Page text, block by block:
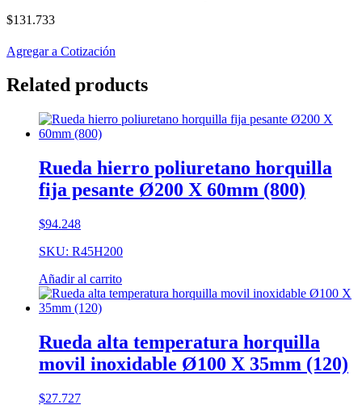
$131.733
Agregar a Cotización
Related products
Rueda hierro poliuretano horquilla
fija pesante Ø200 X 60mm (800)
$94.248
SKU: R45H200
Añadir al carrito
Rueda alta temperatura horquilla
movil inoxidable Ø100 X 35mm (120)
$27.727